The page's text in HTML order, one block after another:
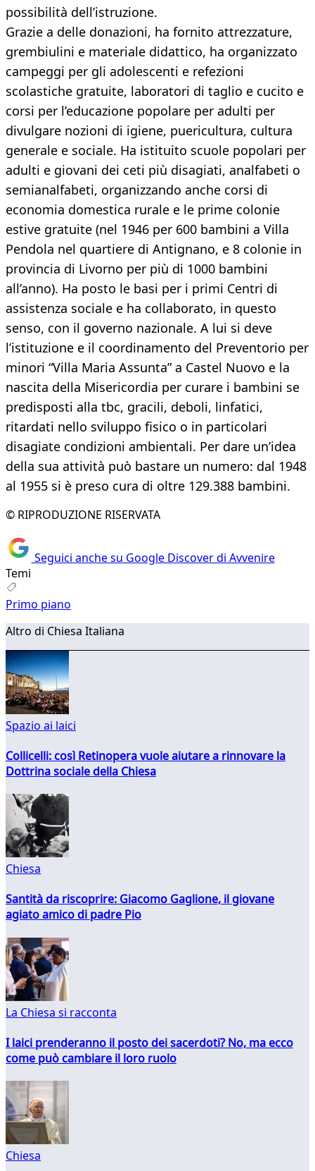
possibilità dell’istruzione.
Grazie a delle donazioni, ha fornito attrezzature,
grembiulini e materiale didattico, ha organizzato
campeggi per gli adolescenti e refezioni
scolastiche gratuite, laboratori di taglio e cucito e
corsi per l’educazione popolare per adulti per
divulgare nozioni di igiene, puericultura, cultura
generale e sociale. Ha istituito scuole popolari per
adulti e giovani dei ceti più disagiati, analfabeti o
semianalfabeti, organizzando anche corsi di
economia domestica rurale e le prime colonie
estive gratuite (nel 1946 per 600 bambini a Villa
Pendola nel quartiere di Antignano, e 8 colonie in
provincia di Livorno per più di 1000 bambini
all’anno). Ha posto le basi per i primi Centri di
assistenza sociale e ha collaborato, in questo
senso, con il governo nazionale. A lui si deve
l’istituzione e il coordinamento del Preventorio per
minori “Villa Maria Assunta” a Castel Nuovo e la
nascita della Misericordia per curare i bambini se
predisposti alla tbc, gracili, deboli, linfatici,
ritardati nello sviluppo fisico o in particolari
disagiate condizioni ambientali. Per dare un’idea
della sua attività può bastare un numero: dal 1948
al 1955 si è preso cura di oltre 129.388 bambini.
© RIPRODUZIONE RISERVATA
Seguici anche su Google Discover di Avvenire
Temi
Primo piano
Altro di Chiesa Italiana
Spazio ai laici
Collicelli: così Retinopera vuole aiutare a rinnovare la
Dottrina sociale della Chiesa
Chiesa
Santità da riscoprire: Giacomo Gaglione, il giovane
agiato amico di padre Pio
La Chiesa si racconta
I laici prenderanno il posto dei sacerdoti? No, ma ecco
come può cambiare il loro ruolo
Chiesa